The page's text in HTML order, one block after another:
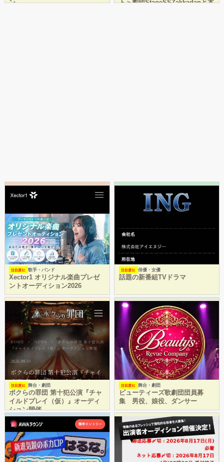
ン
ト＞劇団StageSSZakkadanと本
注目度 歌手・バンド
Xector1 オリジナル楽曲プレゼ
ントオーディション2026
注目度 俳優・女優
話題の新番組TVドラマ
注目度 舞台・劇団
ボクらの罪団 第十犯公演『チャ
イルドプレイ（仮）』オーディ
ション開催
注目度 舞台・劇団
ビューティーズ歌劇団団員募
集 男役、娘役、ダンサー